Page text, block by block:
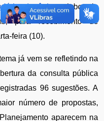
eletrônico, elaborado
para recebimento de
feira (10).
já vem se refletindo na
da consulta pública
96 sugestões. A
número de propostas,
aparecem na